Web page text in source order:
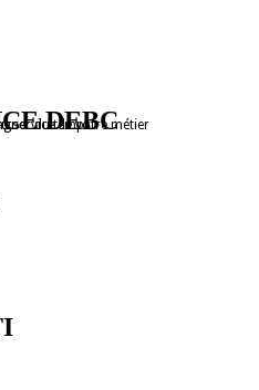
service de votre métier
du temps
DEBC